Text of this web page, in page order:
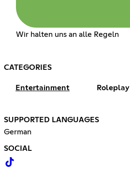
Wir halten uns an alle Regeln
CATEGORIES
Entertainment Roleplay
SUPPORTED LANGUAGES
German
SOCIAL